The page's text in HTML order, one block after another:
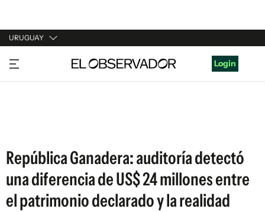
URUGUAY
URUGUAY
ARGENTINA
Login
República Ganadera: auditoría detectó
una diferencia de US$ 24 millones entre
el patrimonio declarado y la realidad